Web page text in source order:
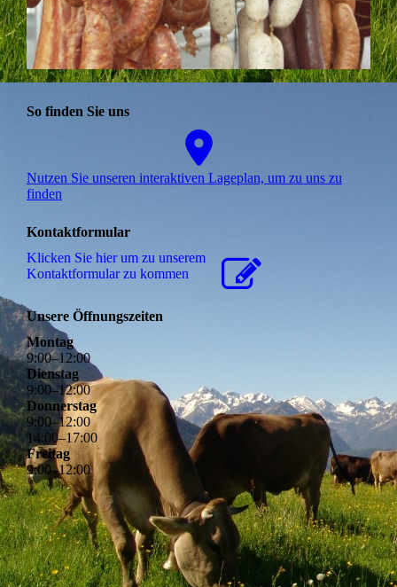
So finden Sie uns
Nutzen Sie unseren interaktiven La­ge­plan, um zu uns zu
finden
Kontaktformular
Klicken Sie hier um zu unserem
Kon­takt­for­mu­lar zu kommen
Unsere Öffnungszeiten
Montag
9:00–12:00
Dienstag
9:00–12:00
Donnerstag
9:00–12:00
14:00–17:00
Freitag
9:00–12:00